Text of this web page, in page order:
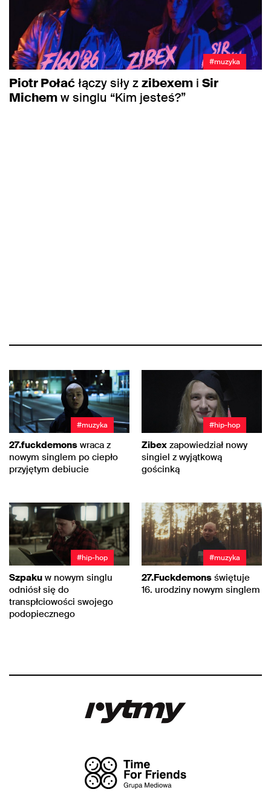
#muzyka
Piotr Połaćłączy siły zzibexem i Sir
Michemw singlu “Kim jesteś?”
#muzyka
27.fuckdemons wraca z
nowym singlem po ciepło
przyjętym debiucie
#hip-hop
Zibex zapowiedział nowy
singiel z wyjątkową
gościnką
#hip-hop
Szpaku w nowym singlu
odniósł się do
transpłciowości swojego
podopiecznego
#muzyka
27.Fuckdemons świętuje
16. urodziny nowym singlem